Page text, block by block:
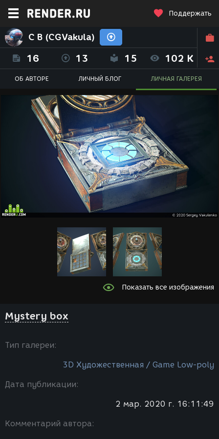
Поддержать
С В (CGVakula)
16 13 15 102 K
ОБ АВТОРЕ ЛИЧНЫЙ БЛОГ ЛИЧНАЯ ГАЛЕРЕЯ
Показать все изображения
Mystery box
Тип галереи:
3D Художественная / Game Low-poly
Дата публикации:
2 мар. 2020 г. 16:11:49
Комментарий автора: